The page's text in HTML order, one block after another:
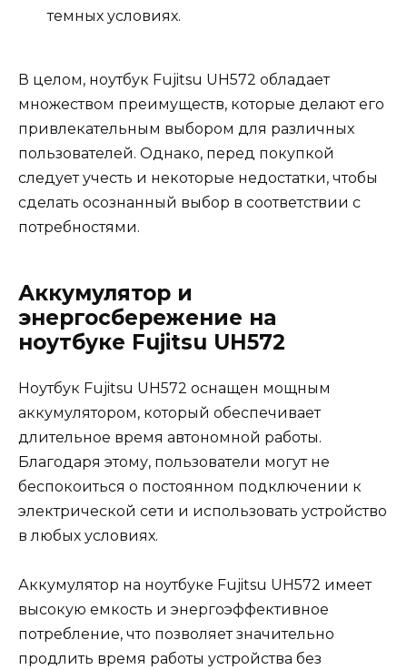
темных условиях.
В целом, ноутбук Fujitsu UH572 обладает
множеством преимуществ, которые делают его
привлекательным выбором для различных
пользователей. Однако, перед покупкой
следует учесть и некоторые недостатки, чтобы
сделать осознанный выбор в соответствии с
потребностями.
Аккумулятор и
энергосбережение на
ноутбуке Fujitsu UH572
Ноутбук Fujitsu UH572 оснащен мощным
аккумулятором, который обеспечивает
длительное время автономной работы.
Благодаря этому, пользователи могут не
беспокоиться о постоянном подключении к
электрической сети и использовать устройство
в любых условиях.
Аккумулятор на ноутбуке Fujitsu UH572 имеет
высокую емкость и энергоэффективное
потребление, что позволяет значительно
продлить время работы устройства без